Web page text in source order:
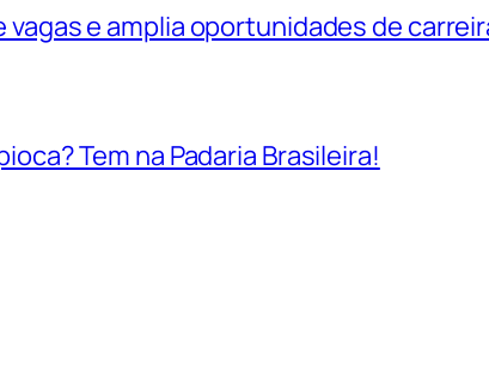
vagas e amplia oportunidades de
Tem na Padaria Brasileira!